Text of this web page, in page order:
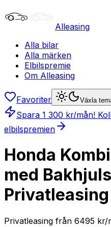
Alleasing
Alla bilar
Alla märken
Elbilspremie
Om Alleasing
Favoriter Växla
Spara 1 300 kr/mån!
elbilspremien
Honda
med
Privatleasing
Privatleasing från 6495